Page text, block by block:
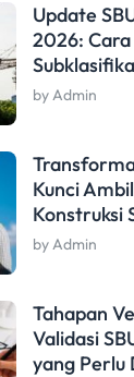
Update
2026:
by Admin
Kunci
Konstruksi
by Admin
Tahapan
Validasi
yang Perlu